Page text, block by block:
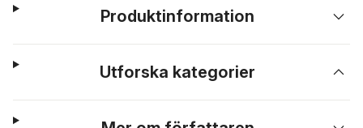
Produktinformation
Utforska kategorier